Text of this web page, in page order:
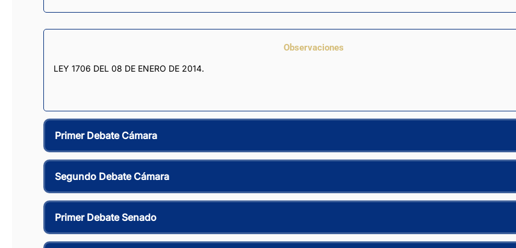
Observaciones
LEY 1706 DEL 08 DE ENERO DE 2014.
Primer Debate Cámara
Segundo Debate Cámara
Primer Debate Senado